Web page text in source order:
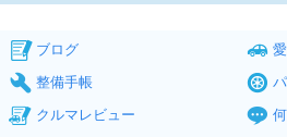
ブログ
整備手帳
クルマレビュー